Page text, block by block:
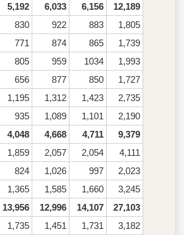
5,192 6,033 6,156
12,189
830 922 883
1,805
771 874 865
1,739
805 959 1034
1,993
656 877 850
1,727
1,195 1,312 1,423
2,735
935 1,089 1,101
2,190
4,048 4,668 4,711
9,379
1,859 2,057 2,054
4,111
824 1,026 997
2,023
1,365 1,585 1,660
3,245
13,956 12,996 14,107
27,103
1,735 1,451 1,731
3,182